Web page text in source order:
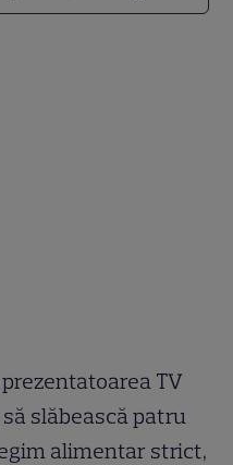
TV
slăbească patru
alimentar strict,